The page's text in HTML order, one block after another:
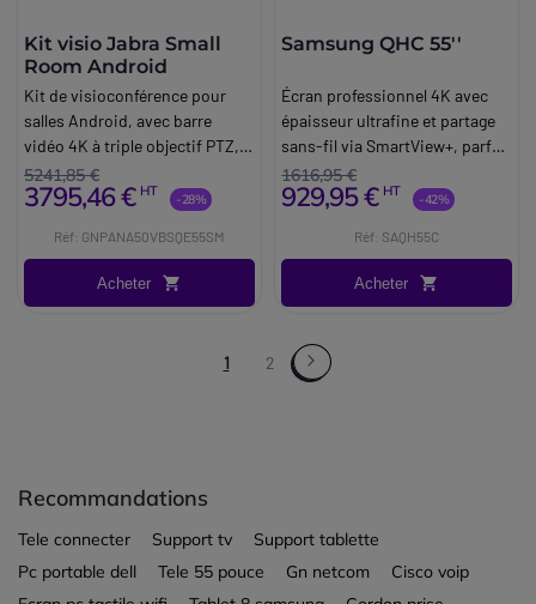
Kit visio Jabra Small
Room Android
Kit de visioconférence pour
salles Android, avec barre
vidéo 4K à triple objectif PTZ,
écran 4K de 55 pouces et
accessoires, dédié aux petites
5241,85 €
3795,46 € HT -28%
Réf: GNPANA50VBSQE55SM
Acheter
Samsung QHC 55''
Écran professionnel 4K avec
épaisseur ultrafine et partage
sans-fil via SmartView+, parfait
pour l'affichage intérieur en
24/7.
1616,95 €
929,95 € HT -42%
Réf: SAQH55C
Acheter
1 2
Recommandations
Tele connecter Support tv
Support tablette
Pc portable dell
Tele 55 pouce Gn netcom
Cisco voip